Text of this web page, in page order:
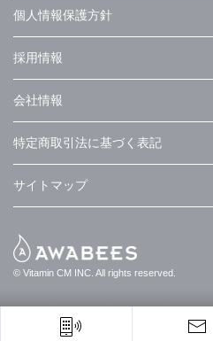
個人情報保護方針
採用情報
会社情報
特定商取引法に基づく表記
サイトマップ
© Vitamin CM INC. All rights reserved.